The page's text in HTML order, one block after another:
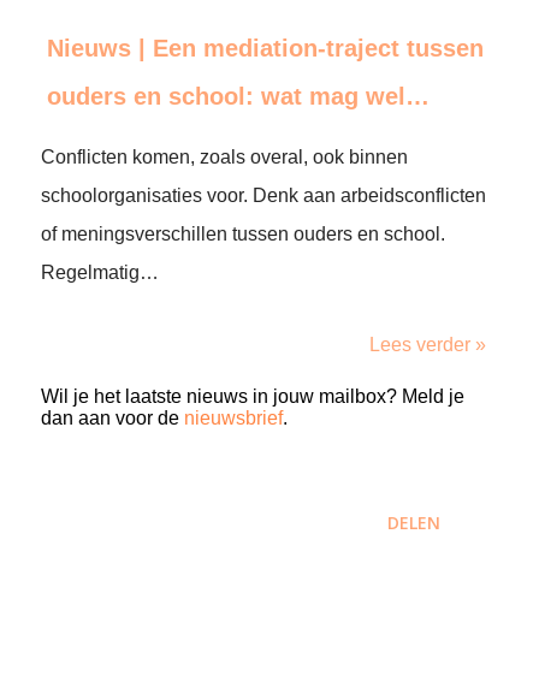
Nieuws | Een mediation-traject tussen
ouders en school: wat mag wel…
Conflicten komen, zoals overal, ook binnen
schoolorganisaties voor. Denk aan arbeidsconflicten
of meningsverschillen tussen ouders en school.
Regelmatig…
Lees verder »
Wil je het laatste nieuws in jouw mailbox? Meld je
dan aan voor de nieuwsbrief.
DELEN